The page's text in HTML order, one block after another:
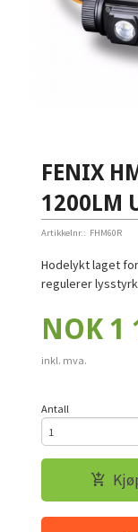
FENIX
1200LM
Artikkelnr.: FHM60R
Hodelykt laget
regulerer
Pris
NOK 1
inkl. mva.
Antall